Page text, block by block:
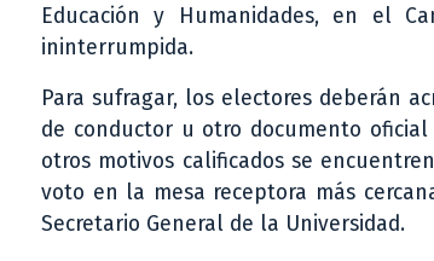
Educación y Humanidades, en el
ininterrumpida.
Para sufragar, los electores deberán
de conductor u otro documento
otros motivos calificados se
voto en la mesa receptora más
Secretario General de la Universidad.